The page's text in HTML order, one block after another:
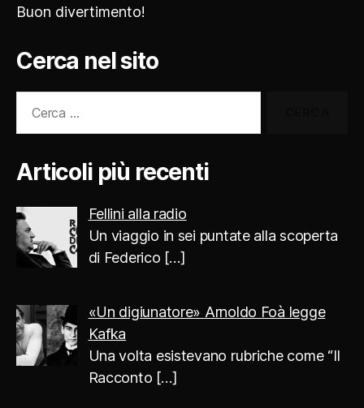
Buon divertimento!
Cerca nel sito
Articoli più recenti
Fellini alla radio
Un viaggio in sei puntate alla scoperta
di Federico […]
«Un digiunatore» Arnoldo Foà legge
Kafka
Una volta esistevano rubriche come “Il
Racconto […]